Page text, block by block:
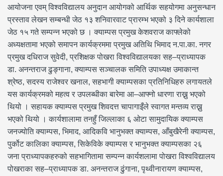
आयोजना एवम् विश्वविद्यालय अनुदान आयोगको आर्थिक सहयोगमा अनुसन्धान
प्रस्ताव लेखन सम्बन्धी जेठ १३ शनिवारवाट प्रारम्भ भएको ३ दिने कार्यशाला
जेठ १५ गते सम्पन्न भएको छ । क्याम्पस प्रमुख केशवराज काफ्लेको
अध्यक्षतामा भएको समापन कार्यक्रममा प्रमुख अतिथि भिमाद न.पा.का. नगर
प्रमुख दधिराज सुवेदी, प्रशिक्षक पोखरा विश्वविद्यालयका सह–प्राध्यापक
डा. अनन्तराज ढुङ्गाना, क्याम्पस सञ्चालक समिति उपाध्यक्ष उमाकान्त
श्रेष्ठ, सदस्य राजेश्वर खनाल, सहभागी क्याम्पसका प्रतिनिधिहरु लगायतले
यस कार्यक्रमको महत्व र उपलब्धीका बारेमा आ–आफ्नो धारणा राख्नु भएको
थियो । सहायक क्याम्पस प्रमुख शिवदत्त चापागाइँले स्वागत मन्तव्य राख्नु
भएको थियो । कार्यशालामा तनहुँ जिल्लाका ६ ओटा सामुदायिक क्याम्पस
जनज्योति क्याम्पस, भिमाद, आदिकवि भानुभक्त क्याम्पस, आँबुखैरेनी क्याम्पस,
पुर्कोट कालिका क्याम्पस, सिकेविके क्याम्पस र भानुभक्त क्याम्पसका २६
जना प्राध्यापकहरुको सहभागितामा सम्पन्न कार्यशलामा पोखरा विश्वविद्यालय
पोखराका सह–प्राध्यापक डा. अनन्तराज ढुंगाना, पृथ्वीनारायण क्याम्पस,